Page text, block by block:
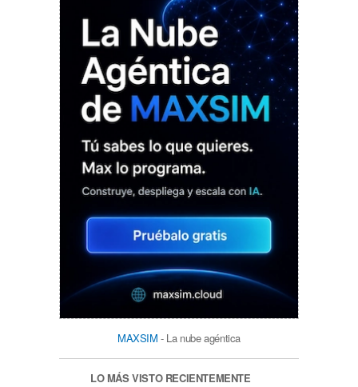
MAXSIM - La nube agéntica
LO MÁS VISTO RECIENTEMENTE